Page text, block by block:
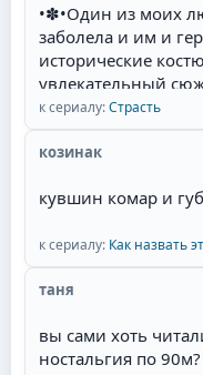
•✽•Один из моих
заболела и им и
исторические
увлекательный
красивые
Себастьян Рульи,
великолепная
захватывающий
полное
актёров и
сериалах-
сюжета. у меня
экранизация
к сериалу:Страсть
козинак
кувшин комар и
к сериалу: Как назвать
таня
вы сами хоть
ностальгия по 90м?